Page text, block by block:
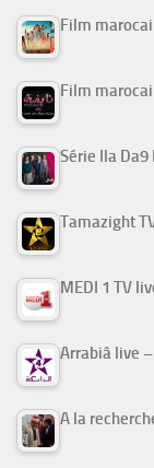
Tamazight
MEDI 1 TV
Arrabiâ live